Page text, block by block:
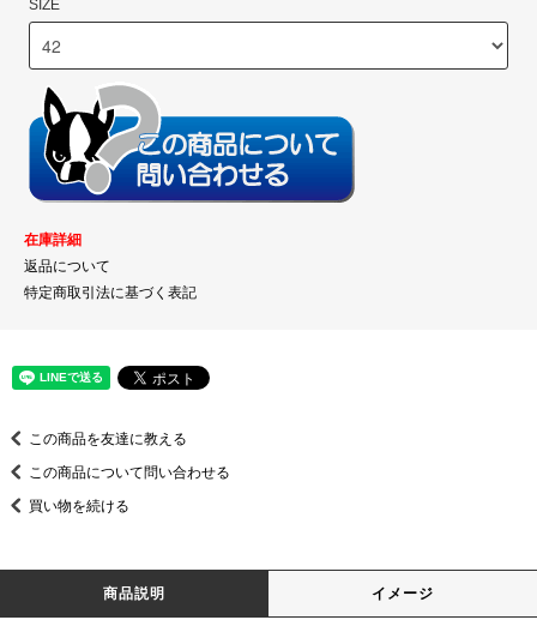
SIZE
在庫詳細
返品について
特定商取引法に基づく表記
この商品を友達に教える
この商品について問い合わせる
買い物を続ける
商品説明 イメージ